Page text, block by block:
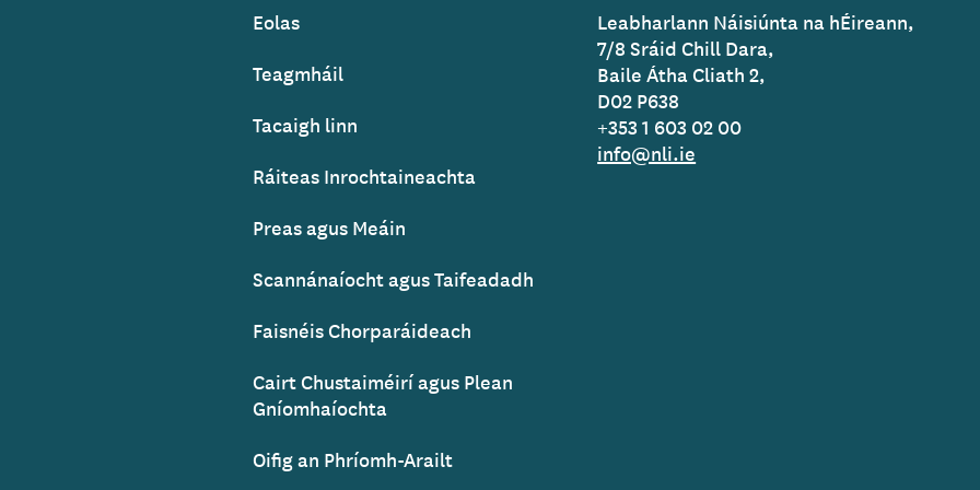
Footer
Eolas
Teagmháil
Tacaigh linn
Ráiteas Inrochtaineachta
Preas agus Meáin
Scannánaíocht agus Taifeadadh
Faisnéis Chorparáideach
Cairt Chustaiméirí agus Plean
Gníomhaíochta
Oifig an Phríomh-Arailt
Leabharlann Náisiúnta na hÉireann,
7/8 Sráid Chill Dara,
Baile Átha Cliath 2,
D02 P638
+353 1 603 02 00
info@nli.ie